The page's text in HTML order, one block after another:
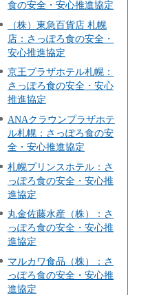
食の安全・安心推進協定
（株）東急百貨店 札幌
店：さっぽろ食の安全・
安心推進協定
京王プラザホテル札幌：
さっぽろ食の安全・安心
推進協定
ANAクラウンプラザホテ
ル札幌：さっぽろ食の安
全・安心推進協定
札幌プリンスホテル：さ
っぽろ食の安全・安心推
進協定
丸金佐藤水産（株）：さ
っぽろ食の安全・安心推
進協定
マルカワ食品（株）：さ
っぽろ食の安全・安心推
進協定